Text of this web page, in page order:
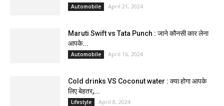
Automobile April 21, 2024
Maruti Swift vs Tata Punch : जाने कौनसी कार लेना
आपके...
Automobile April 16, 2024
Cold drinks VS Coconut water : क्या होगा आपके
लिए बेहतर,...
Lifestyle April 8, 2024